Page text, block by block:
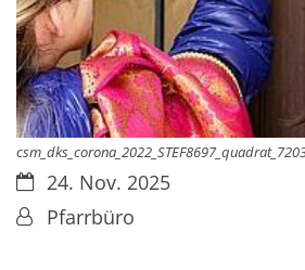
Datum:24. Nov. 2025
Von:Pfarrbüro